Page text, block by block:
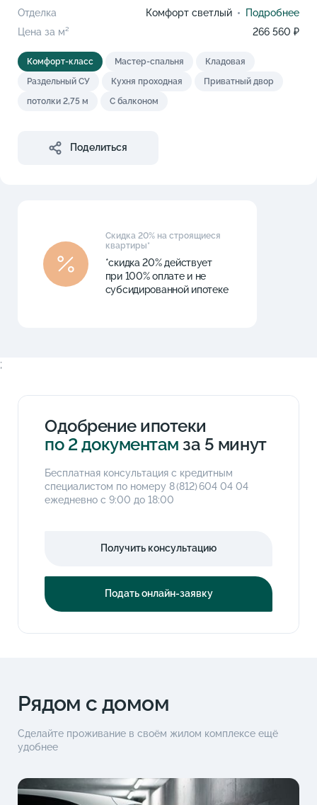
Отделка
Комфорт светлый
Подробнее
Цена за м²
266 560 ₽
Комфорт-класс Мастер-спальня
Кладовая
Раздельный СУ
Кухня проходная
Приватный двор
потолки 2,75 м
С балконом
Поделиться
Скидка 20% на строящиеся
квартиры*
*скидка 20% действует
при 100% оплате и не
субсидированной ипотеке
;
Одобрение ипотеки
по 2 документам за 5 минут
Бесплатная консультация с кредитным
специалистом по номеру8 (812) 604 04 04
ежедневно с 9:00 до 18:00
Получить консультацию
Подать онлайн-заявку
Рядом с домом
Сделайте проживание в своём жилом комплексе ещё
удобнее